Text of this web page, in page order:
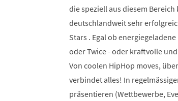
die speziell aus diesem
deutschlandweit sehr
Stars . Egal ob
oder Twice - oder kraftvolle und
Von coolen HipHop moves,
verbindet alles! In
präsentieren (Wettbewerbe,